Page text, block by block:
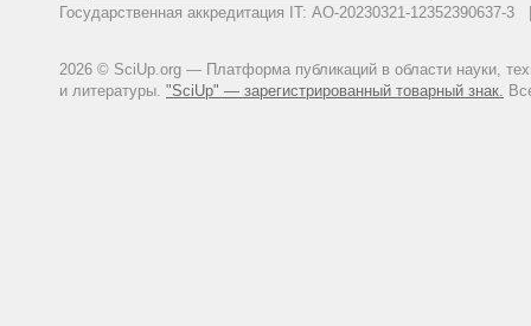
Государственная аккредитация IT: АО-20230321-
2026 © SciUp.org — Платформа публикаций в области науки,
и литературы. "SciUp" — зарегистрированный товарный знак.